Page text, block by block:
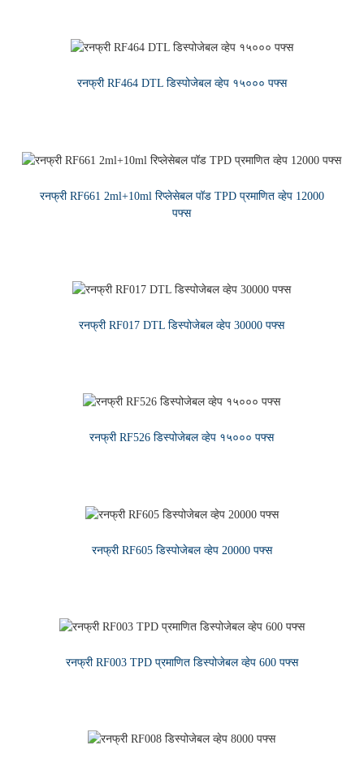
रनफ्री RF464 DTL डिस्पोजेबल व्हेप १५००० पफ्स
रनफ्री RF661 2ml+10ml रिप्लेसेबल पॉड TPD प्रमाणित व्हेप 12000
पफ्स
रनफ्री RF017 DTL डिस्पोजेबल व्हेप 30000 पफ्स
रनफ्री RF526 डिस्पोजेबल व्हेप १५००० पफ्स
रनफ्री RF605 डिस्पोजेबल व्हेप 20000 पफ्स
रनफ्री RF003 TPD प्रमाणित डिस्पोजेबल व्हेप 600 पफ्स